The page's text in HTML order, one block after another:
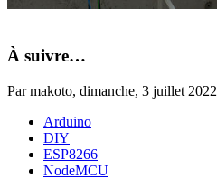
À suivre…
Par makoto, dimanche, 3 juillet 2022
Arduino
DIY
ESP8266
NodeMCU